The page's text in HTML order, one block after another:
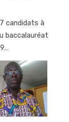
candidats à
baccalauréat